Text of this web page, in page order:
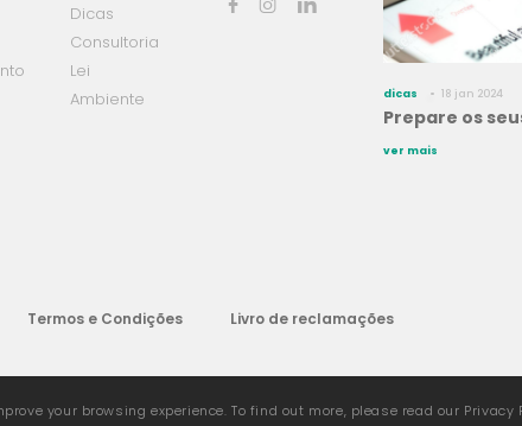
your browsing experience. To find out more, please read our Privacy
Dicas
Consultoria
Lei
Ambiente
dicas 18 jan 2024
Prepare os
ver mais
Termos e Condições Livro de reclamações